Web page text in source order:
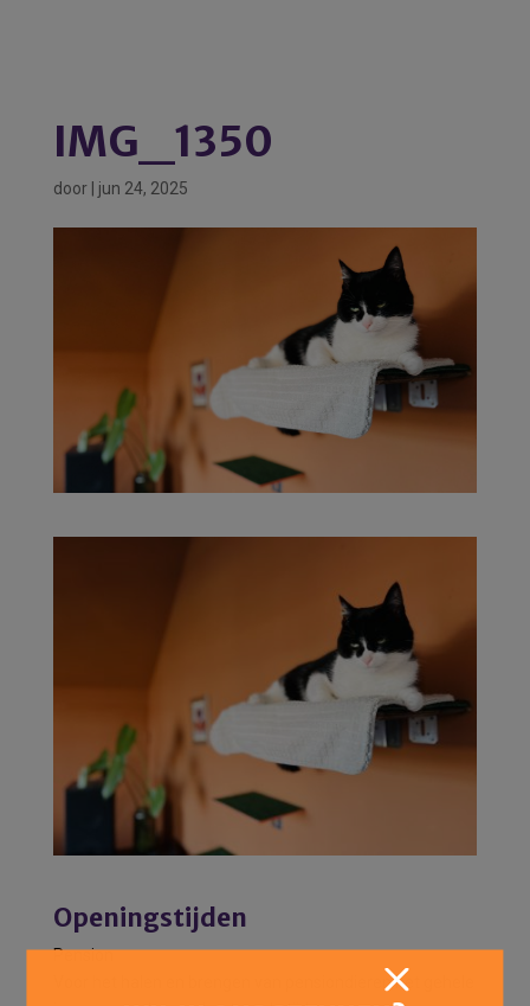
IMG_1350
door jun 24, 2025
Openingstijden
Pension
Voor het halen en brengen van pensiondieren het gehele